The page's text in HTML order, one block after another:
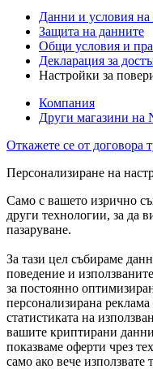
Данни и условия на
Защита на данните
Общи условия и
Декларация за
Настройки за
Компания
Други магазини на
Откажете се от договора
Персонализиране на
Само с вашето изрично
други технологии, за да
пазаруване.
За тази цел събираме
поведение и
за постоянно
персонализирана
статистиката на
вашите криптирани
показваме оферти чрез
само ако вече използвате